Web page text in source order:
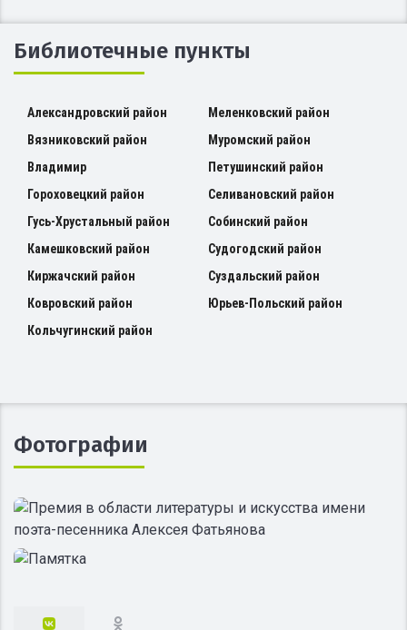
Библиотечные пункты
Александровский район
Вязниковский район
Владимир
Гороховецкий район
Гусь-Хрустальный район
Камешковский район
Киржачский район
Ковровский район
Кольчугинский район
Меленковский район
Муромский район
Петушинский район
Селивановский район
Собинский район
Судогодский район
Суздальский район
Юрьев-Польский район
Фотографии